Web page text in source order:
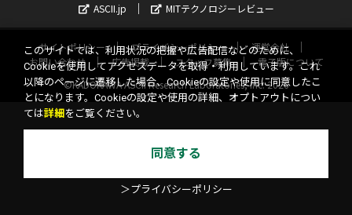
ASCII.jp
MITテクノロジーレビュー
サイトポリシー プライバシーポリシー
運営会社
お問い合わせ
広告掲載 スタッフ募集
電子版について
©KADOKAWA ASCII Research Laboratories, Inc. 2026
このサイトでは、利用状況の把握や広告配信などのために、
Cookieを使用してアクセスデータを取得・利用しています。これ
以降のページに遷移した場合、Cookieの設定や使用に同意したこ
とになります。Cookieの設定や使用の詳細、オプトアウトについ
ては詳細 をご覧ください。
同意する
＞プライバシーポリシー